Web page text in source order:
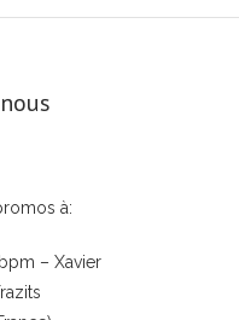
à:
– Xavier